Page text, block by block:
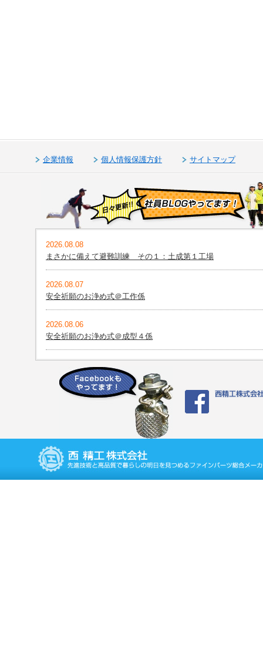
企業情報 個人情報保護方針 サイトマップ
2026.08.08
まさかに備えて避難訓練 その１：土成第１工場
2026.08.07
安全祈願のお浄め式＠工作係
2026.08.06
安全祈願のお浄め式＠成型４係